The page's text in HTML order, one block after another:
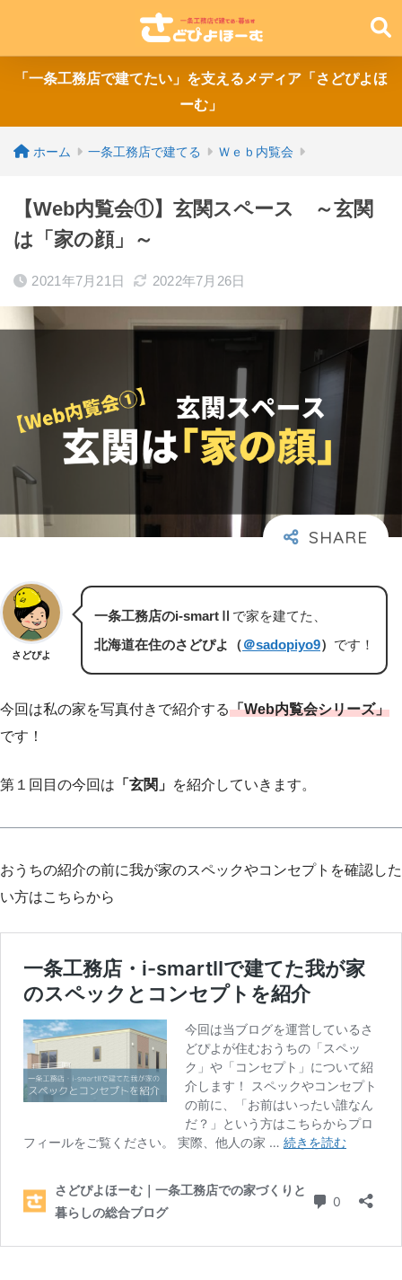
「一条工務店で建てたい」を支えるメディア「さどぴよほ
ーむ」
ホーム 一条工務店で建てる Ｗｅｂ内覧会
【Web内覧会①】玄関スペース ～玄関
は「家の顔」～
2021年7月21日 2022年7月26日
さどぴよ
一条工務店のi-smartⅡ で家を建てた、
北海道在住のさどぴよ（＠sadopiyo9） です！
今回は私の家を写真付きで紹介する「Web内覧会シリーズ」
です！
第１回目の今回は 「玄関」 を紹介していきます。
おうちの紹介の前に我が家のスペックやコンセプトを確認した
い方はこちらから